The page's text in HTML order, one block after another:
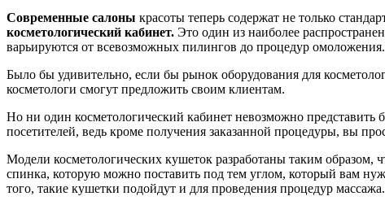
Современные салоны красоты теперь содержат не только
косметологический кабинет. Это один из наиболее
варьируются от всевозможных пилингов до процедур
Было бы удивительно, если бы рынок оборудования для
косметологи смогут предложить своим клиентам.
Но ни один косметологический кабинет невозможно представить
посетителей, ведь кроме получения заказанной процедуры, вы
Модели косметологических кушеток разработаны таким образом,
спинка, которую можно поставить под тем углом, который вам
того, такие кушетки подойдут и для проведения процедур массажа.